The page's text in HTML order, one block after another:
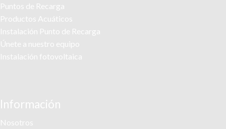
Puntos de Recarga
Productos Acuáticos
Instalación Punto de Recarga
Únete a nuestro equipo
Instalación fotovoltaica
Información
Nosotros